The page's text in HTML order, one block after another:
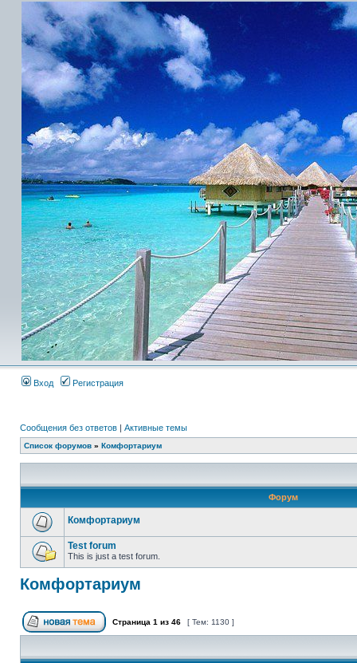
Вход Регистрация
Сообщения без ответов | Активные темы
Список форумов » Комфортариум
Форум
Комфортариум
Test forum
This is just a test forum.
Комфортариум
Страница 1 из 46 [ Тем: 1130 ]